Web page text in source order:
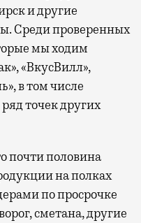
и другие
Среди проверенных
мы ходим
«ВкусВилл»,
в том числе
точек других
почти половина
на полках
по просрочке
сметана, другие